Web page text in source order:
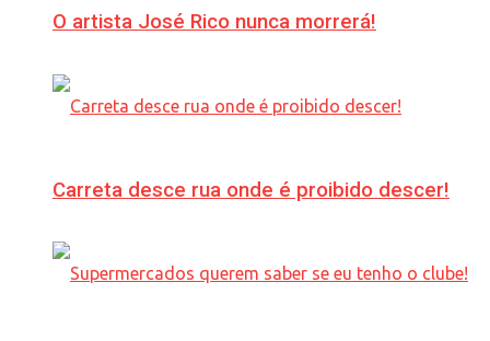
O artista José Rico nunca morrerá!
Carreta desce rua onde é proibido descer!